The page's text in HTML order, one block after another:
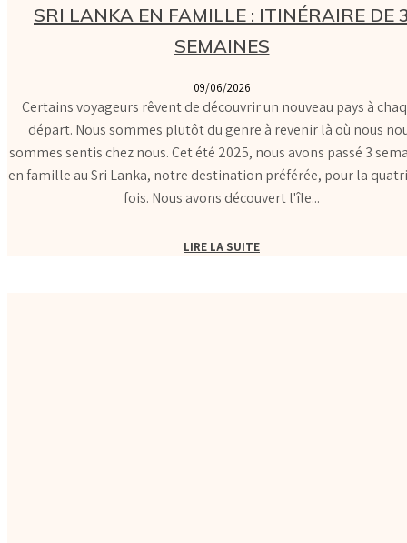
SRI LANKA EN FAMILLE : ITINÉRAIRE DE
SEMAINES
09/06/2026
Certains voyageurs rêvent de découvrir un nouveau pays à
départ. Nous sommes plutôt du genre à revenir là où nous
sommes sentis chez nous. Cet été 2025, nous avons passé 3
en famille au Sri Lanka, notre destination préférée, pour la
fois. Nous avons découvert l'île...
LIRE LA SUITE